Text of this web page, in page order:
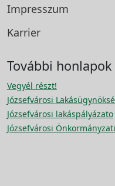
Impresszum
Karrier
További honlapok
Vegyél részt!
Józsefvárosi
Józsefvárosi lakáspályázato
Józsefvárosi